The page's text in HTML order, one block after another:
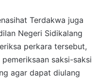
Terdakwa juga
Negeri Sidikalang
perkara tersebut,
saksi-saksi
agar dapat diulang